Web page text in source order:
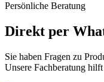
Persönliche Beratung
Direkt per
Sie haben Fragen zu
Unsere Fachberatung